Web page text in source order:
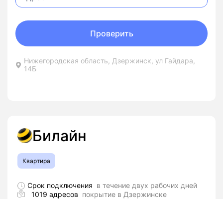
Нижегородская область, Дзержинск, ул Гайдара,
14Б
Проверить
Билайн
Квартира
Срок подключения в течение двух рабочих дней
1019 адресов покрытие в Дзержинске